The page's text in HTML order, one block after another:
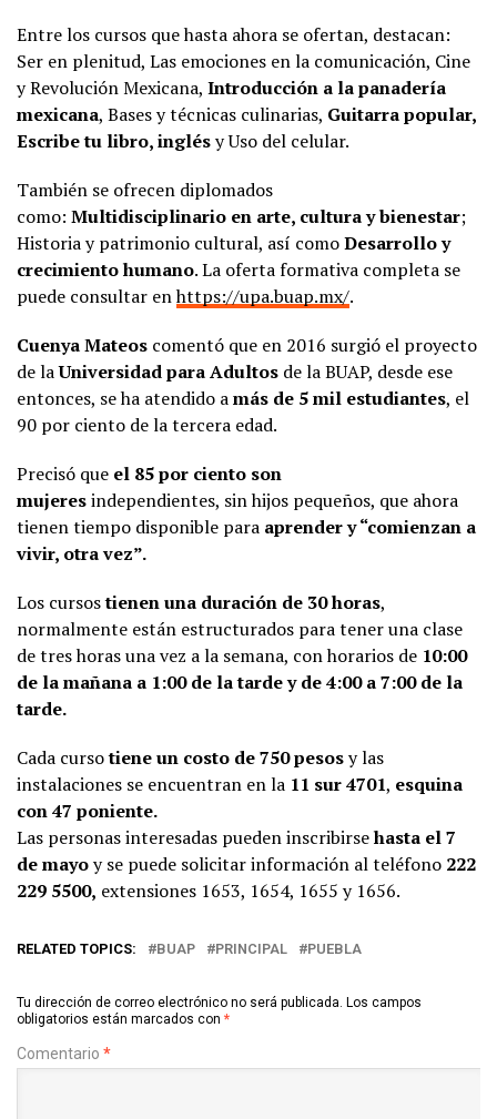
Entre los cursos que hasta ahora se ofertan, destacan:
Ser en plenitud, Las emociones en la comunicación, Cine
y Revolución Mexicana, Introducción a la panadería
mexicana, Bases y técnicas culinarias, Guitarra popular,
Escribe tu libro, inglésy Uso del celular.
También se ofrecen diplomados
como: Multidisciplinario en arte, cultura y bienestar;
Historia y patrimonio cultural, así comoDesarrollo y
crecimiento humano. La oferta formativa completa se
puede consultar enhttps://upa.buap.mx/.
Cuenya Mateos comentó que en 2016 surgió el proyecto
de laUniversidad para Adultos de la BUAP, desde ese
entonces, se ha atendido amás de 5 mil estudiantes, el
90 por ciento de la tercera edad.
Precisó que el 85 por ciento son
mujeresindependientes, sin hijos pequeños, que ahora
tienen tiempo disponible para aprender y “comienzan a
vivir, otra vez”.
Los cursostienen una duración de 30 horas,
normalmente están estructurados para tener una clase
de tres horas una vez a la semana, con horarios de 10:00
de la mañana a 1:00 de la tarde y de 4:00 a 7:00 de la
tarde.
Cada cursotiene un costo de 750 pesosy las
instalaciones se encuentran en la 11 sur 4701, esquina
con 47 poniente.
Las personas interesadas pueden inscribirsehasta el 7
de mayoy se puede solicitar información al teléfono 222
229 5500, extensiones 1653, 1654, 1655 y 1656.
RELATED TOPICS: BUAP PRINCIPAL PUEBLA
Tu dirección de correo electrónico no será publicada. Los campos
obligatorios están marcados con *
Comentario *